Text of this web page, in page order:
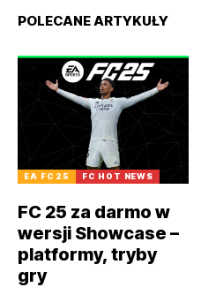
POLECANE ARTYKUŁY
EA FC 25 FC HOT NEWS
FC 25 za darmo w
wersji Showcase –
platformy, tryby
gry